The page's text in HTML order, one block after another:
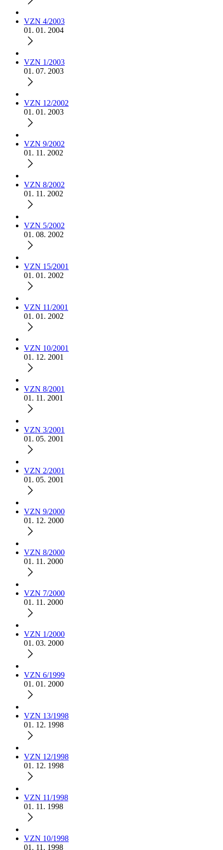
VZN 4/2003
01. 01. 2004
VZN 1/2003
01. 07. 2003
VZN 12/2002
01. 01. 2003
VZN 9/2002
01. 11. 2002
VZN 8/2002
01. 11. 2002
VZN 5/2002
01. 08. 2002
VZN 15/2001
01. 01. 2002
VZN 11/2001
01. 01. 2002
VZN 10/2001
01. 12. 2001
VZN 8/2001
01. 11. 2001
VZN 3/2001
01. 05. 2001
VZN 2/2001
01. 05. 2001
VZN 9/2000
01. 12. 2000
VZN 8/2000
01. 11. 2000
VZN 7/2000
01. 11. 2000
VZN 1/2000
01. 03. 2000
VZN 6/1999
01. 01. 2000
VZN 13/1998
01. 12. 1998
VZN 12/1998
01. 12. 1998
VZN 11/1998
01. 11. 1998
VZN 10/1998
01. 11. 1998